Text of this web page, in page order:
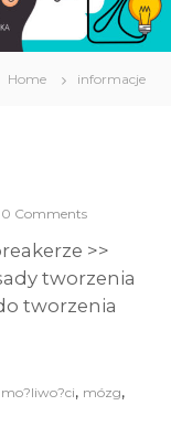
Home informacje
0 Comments
>>
tworzenia
tworzenia
mo?liwo?ci, mózg,